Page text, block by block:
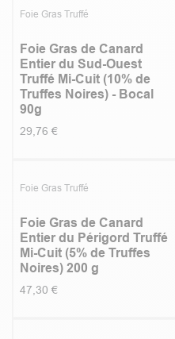
Foie Gras Truffé
Foie Gras de Canard
Entier du Sud-Ouest
Truffé Mi-Cuit (10% de
Truffes Noires) - Bocal
90g
29,76 €
Foie Gras Truffé
Foie Gras de Canard
Entier du Périgord Truffé
Mi-Cuit (5% de Truffes
Noires) 200 g
47,30 €